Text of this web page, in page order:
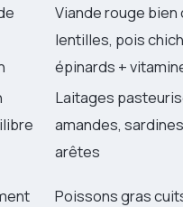
Viande rouge bien
lentilles, pois
épinards +
Laitages
amandes,
arêtes
Poissons gras